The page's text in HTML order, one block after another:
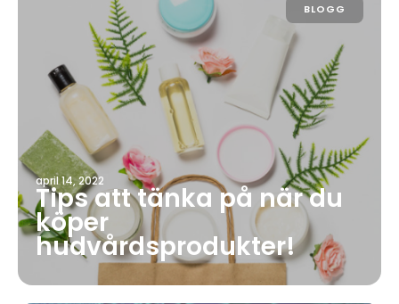
BLOGG
april 14, 2022
Tips att tänka på när du
köper
hudvårdsprodukter!